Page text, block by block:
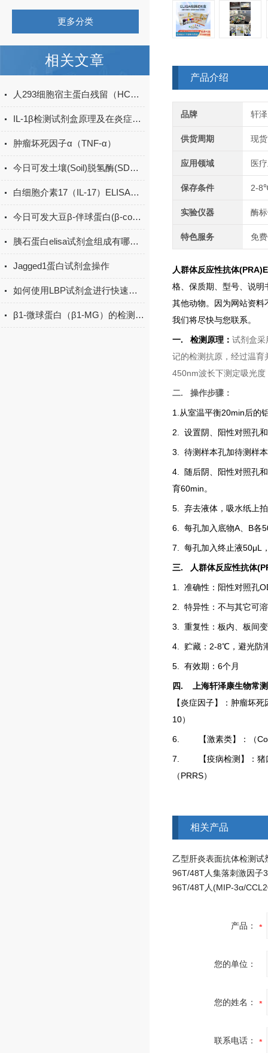
更多分类
相关文章
人293细胞宿主蛋白残留（HCP）ELISA检测试剂盒产品升级
IL-1β检测试剂盒原理及在炎症研究中的应用
肿瘤坏死因子α（TNF-α）
今日可发土壤(Soil)脱氢酶(SDHA)ELISA检测试剂盒＠科研
白细胞介素17（IL-17）ELISA试剂盒的特点及优势
今日可发大豆β-伴球蛋白(β-conglycinin)ELISA试剂盒＠科研
胰石蛋白elisa试剂盒组成有哪些？
Jagged1蛋白试剂盒操作
如何使用LBP试剂盒进行快速检测？
β1-微球蛋白（β1-MG）的检测方法有哪些？
产品介绍
品牌 轩
供货周期 现货
应用领域 医
保存条件 2-
实验仪器 酶
特色服务 免
人群体反应性抗体
格、保质期、型号、说
其他动物。因为网站资料
我们将尽快与您联系。
一. 检测原理： 试剂盒采
记的检测抗原，经过温
450nm波长下测定吸光
二. 操作步骤：
1. 从室温平衡20min后的
2. 设置阴、阳性对照孔
3. 待测样本孔加待测样本
4. 随后阴、阳性对照孔
育60min。
5. 弃去液体，吸水纸上
6. 每孔加入底物A B各
7. 每孔加入终止液50μL
三. 人群体反应性抗体
1. 准确性：阳性对照孔
2. 特异性：不与其它可
3. 重复性：板内、板间
4. 贮藏： 2-8℃ ，避光防
5. 有效期： 6个月
四.
上海轩泽康生物常
【炎症因子】：肿瘤坏死
10）
6. 【激素类】：（
7.
【疫病检测】：
（PRRS）
相关产品
产品：
您的单位：
您的姓名：
联系电话：